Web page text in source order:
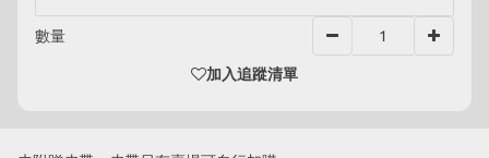
數量
加入追蹤清單